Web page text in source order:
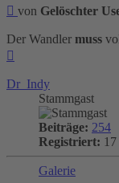
Beitrag
von Gelöschter
Der Wandler muss
Dr_Indy
Stammgast
Beiträge: 254
Registriert:
Galerie